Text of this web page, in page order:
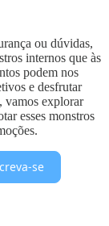
ou dúvidas,
internos que às
podem nos
e desfrutar
vamos explorar
esses monstros
se